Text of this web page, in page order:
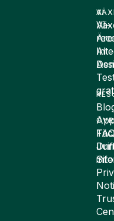
AI
AI-
AI